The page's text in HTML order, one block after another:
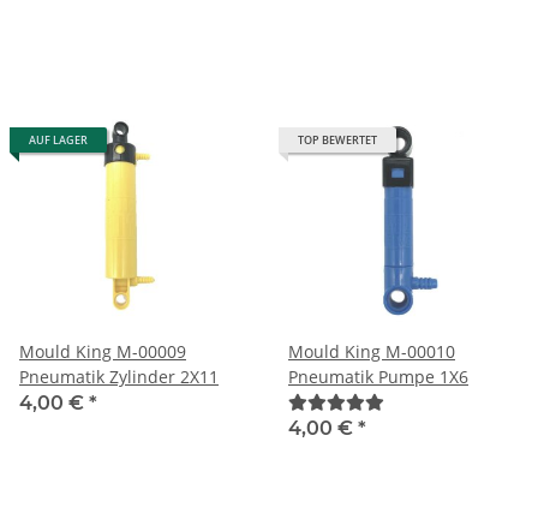
AUF LAGER
Mould King M-00009
Pneumatik Zylinder 2X11
4,00 € *
TOP BEWERTET
Mould King M-00010
Pneumatik Pumpe 1X6
4,00 € *